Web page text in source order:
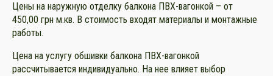
Цены на наружную отделку балкона ПВХ-вагонкой – от
450,00 грн м.кв. В стоимость входят материалы и монтажные
работы.
Цена на услугу обшивки балкона ПВХ-вагонкой
рассчитывается индивидуально. На нее влияет выбор